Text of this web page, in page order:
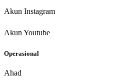
Akun Instagram
Akun Youtube
Operasional
Ahad